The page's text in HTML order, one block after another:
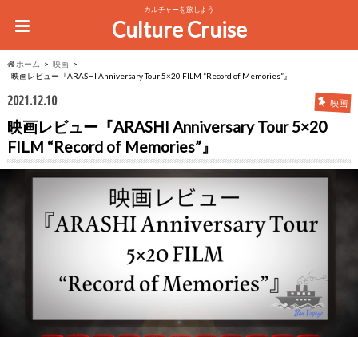
カルチャーを旅しよう
Culture Cruise
ホーム
映画
映画レビュー『ARASHI Anniversary Tour 5×20 FILM “Record of Memories”』
2021.12.10 映画
映画レビュー『ARASHI Anniversary Tour 5×20
FILM “Record of Memories”』